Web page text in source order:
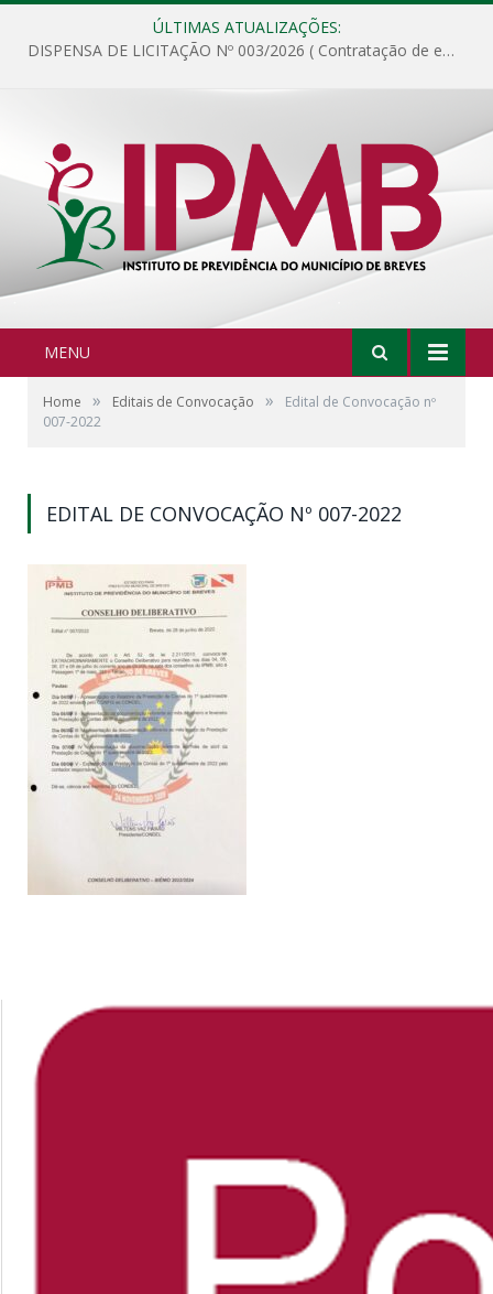
ÚLTIMAS ATUALIZAÇÕES:
DISPENSA DE LICITAÇÃO Nº 003/2026 ( Contratação de empresa para fornecimento de gêneros alimentícios não perecíveis, materiais de expediente, descartáveis, copa e cozinha, para análise e posterior publicação.)
MENU
Home » Editais de Convocação »
Edital de Convocação nº
007-2022
EDITAL DE CONVOCAÇÃO Nº 007-2022